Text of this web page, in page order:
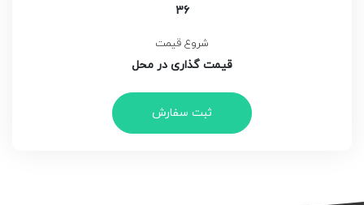
36
شروع قیمت
قیمت گذاری در محل
ثبت سفارش